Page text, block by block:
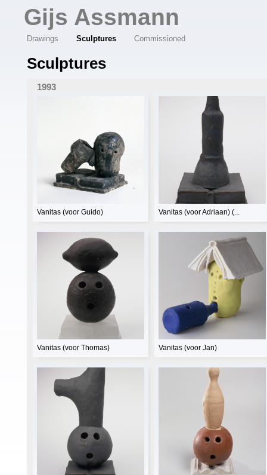
Gijs Assmann
Drawings Sculptures Commissioned
Sculptures
1993
Vanitas (voor Guido) Vanitas (voor Adriaan) (...
Vanitas (voor Thomas) Vanitas (voor Jan)